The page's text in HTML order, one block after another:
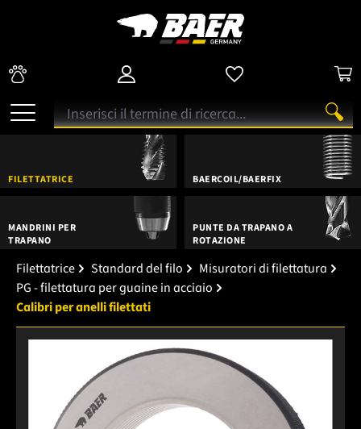
FILETTATRICE BAERCOIL/BAERFIX
MANDRINI PER
TRAPANO
PUNTE DA TRAPANO A
ROTAZIONE
Filettatrice Standard del filo
Misuratori di filettatura
PG - filettatura per guaine in acciaio
Calibri per anelli filettati
Salta la galleria di immagini